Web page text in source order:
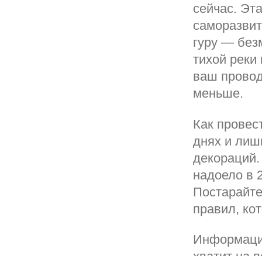
сейчас.
гуру —
тихой
ваш
меньше.
Как
днях и
надоело в
правил,